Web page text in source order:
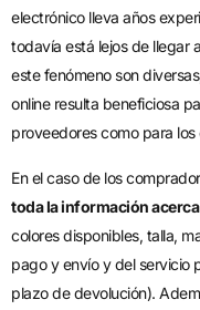
electrónico lleva años
todavía está lejos de llegar
este fenómeno son
online resulta beneficiosa
proveedores como para los
En el caso de los
toda la información
colores disponibles, talla,
pago y envío y del servicio
plazo de devolución).